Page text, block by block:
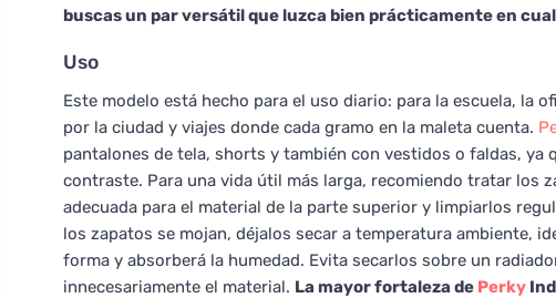
buscas un par versátil que luzca bien prácticamente en
Uso
Este modelo está hecho para el uso diario: para la escuela, la
por la ciudad y viajes donde cada gramo en la maleta cuenta.
pantalones de tela, shorts y también con vestidos o faldas, ya
contraste. Para una vida útil más larga, recomiendo tratar los
adecuada para el material de la parte superior y limpiarlos
los zapatos se mojan, déjalos secar a temperatura ambiente,
forma y absorberá la humedad. Evita secarlos sobre un
innecesariamente el material. La mayor fortaleza de Perky